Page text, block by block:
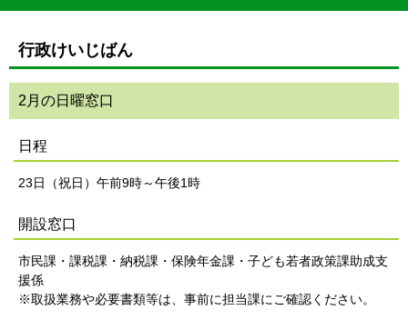
行政けいじばん
2月の日曜窓口
日程
23日（祝日）午前9時～午後1時
開設窓口
市民課・課税課・納税課・保険年金課・子ども若者政策課助成支
援係
※取扱業務や必要書類等は、事前に担当課にご確認ください。